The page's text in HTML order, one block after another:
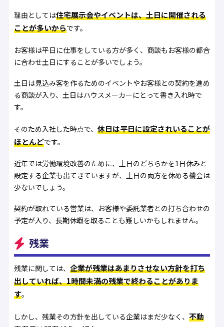
理由としては住宅展示会やイベントは、土日に開催される
ことが多いからです。
お客様は平日に仕事をしている方が多く、商談もお客様の都合
に合わせ土日にすることが多いでしょう。
土日は見込み客を作るためのイベントやお客様との契約を進め
る商談が入り、土日はハウスメーカーにとって書き入れ時で
す。
そのため入社した時点で、 休日は平日に設定されいることが
ほとんどです。
近年では労働環境改善のために、土日のどちらかを1日休みと
設定する企業も出てきていますが、土日の両方を休める機会は
少ないでしょう。
契約が取れている営業は、お客様や委託業者との打ち合わせの
予定が入り、長期休暇を取ることも難しいかもしれません。
残業
残業に関しては、 企業が残業はあまりさせない方針を打ち
出していれば、1時間未満の残業で終わることがありま
す。
しかし、残業その方針を出している企業はまだ少なく、 不動